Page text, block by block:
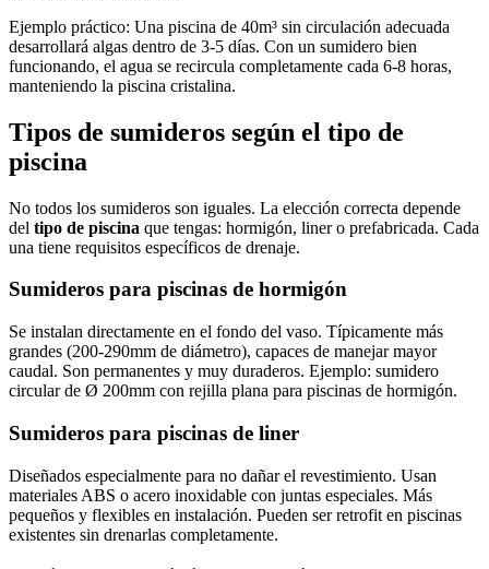
Ejemplo práctico: Una piscina de 40m³ sin circulación adecuada
desarrollará algas dentro de 3-5 días. Con un sumidero bien
funcionando, el agua se recircula completamente cada 6-8 horas,
manteniendo la piscina cristalina.
Tipos de sumideros según el tipo de
piscina
No todos los sumideros son iguales. La elección correcta depende
del tipo de piscina que tengas: hormigón, liner o prefabricada. Cada
una tiene requisitos específicos de drenaje.
Sumideros para piscinas de hormigón
Se instalan directamente en el fondo del vaso. Típicamente más
grandes (200-290mm de diámetro), capaces de manejar mayor
caudal. Son permanentes y muy duraderos. Ejemplo: sumidero
circular de Ø 200mm con rejilla plana para piscinas de hormigón.
Sumideros para piscinas de liner
Diseñados especialmente para no dañar el revestimiento. Usan
materiales ABS o acero inoxidable con juntas especiales. Más
pequeños y flexibles en instalación. Pueden ser retrofit en piscinas
existentes sin drenarlas completamente.